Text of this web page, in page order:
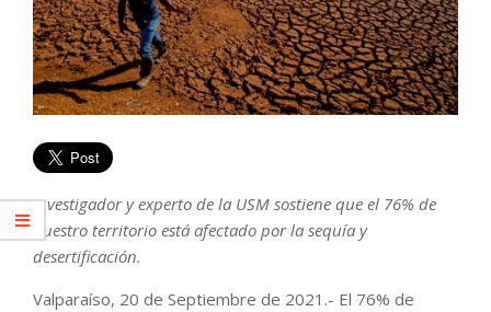
Investigador y experto de la USM sostiene que el 76% de
nuestro territorio está afectado por la sequía y
desertificación.
Valparaíso, 20 de Septiembre de 2021.- El 76% de